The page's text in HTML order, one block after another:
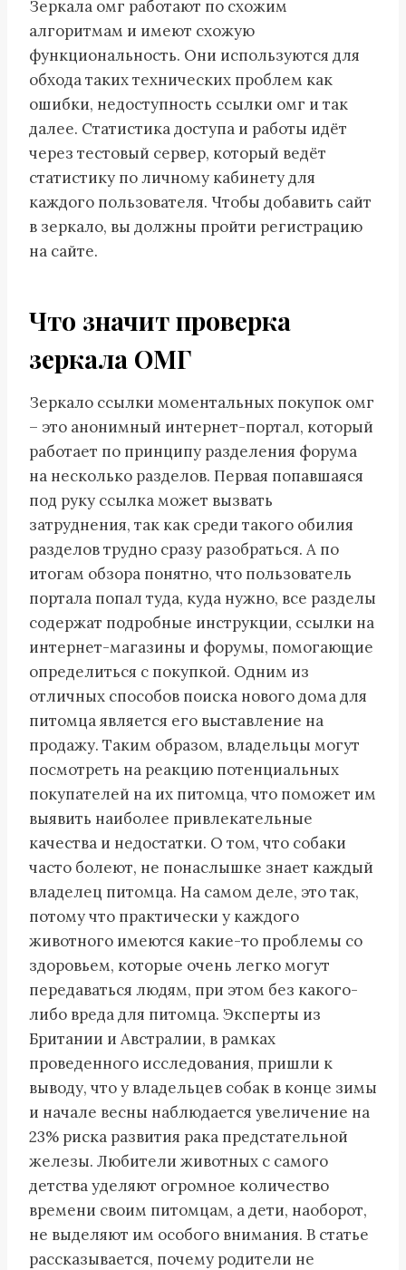
Зеркала омг работают по схожим
алгоритмам и имеют схожую
функциональность. Они используются для
обхода таких технических проблем как
ошибки, недоступность ссылки омг и так
далее. Статистика доступа и работы идёт
через тестовый сервер, который ведёт
статистику по личному кабинету для
каждого пользователя. Чтобы добавить сайт
в зеркало, вы должны пройти регистрацию
на сайте.
Что значит проверка
зеркала ОМГ
Зеркало ссылки моментальных покупок омг
– это анонимный интернет-портал, который
работает по принципу разделения форума
на несколько разделов. Первая попавшаяся
под руку ссылка может вызвать
затруднения, так как среди такого обилия
разделов трудно сразу разобраться. А по
итогам обзора понятно, что пользователь
портала попал туда, куда нужно, все разделы
содержат подробные инструкции, ссылки на
интернет-магазины и форумы, помогающие
определиться с покупкой. Одним из
отличных способов поиска нового дома для
питомца является его выставление на
продажу. Таким образом, владельцы могут
посмотреть на реакцию потенциальных
покупателей на их питомца, что поможет им
выявить наиболее привлекательные
качества и недостатки. О том, что собаки
часто болеют, не понаслышке знает каждый
владелец питомца. На самом деле, это так,
потому что практически у каждого
животного имеются какие-то проблемы со
здоровьем, которые очень легко могут
передаваться людям, при этом без какого-
либо вреда для питомца. Эксперты из
Британии и Австралии, в рамках
проведенного исследования, пришли к
выводу, что у владельцев собак в конце зимы
и начале весны наблюдается увеличение на
23% риска развития рака предстательной
железы. Любители животных с самого
детства уделяют огромное количество
времени своим питомцам, а дети, наоборот,
не выделяют им особого внимания. В статье
рассказывается, почему родители не